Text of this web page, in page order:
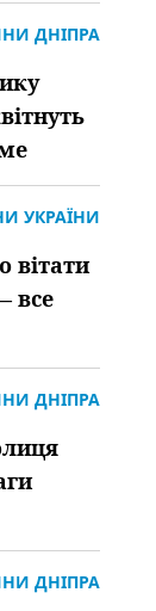
ДНІПРА
УКРАЇНИ
вітати
все
ДНІПРА
ДНІПРА